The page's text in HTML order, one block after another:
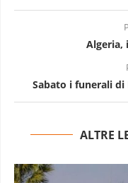
Algeria,
Sabato i funerali
ALTRE